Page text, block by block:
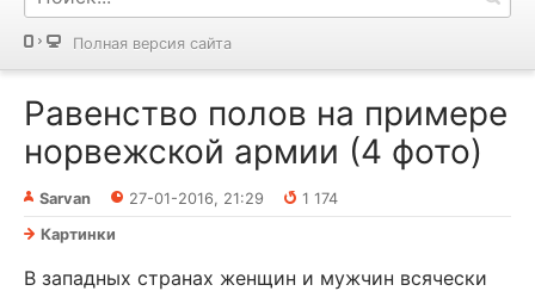
Полная версия сайта
Равенство полов на примере
норвежской армии (4 фото)
Sarvan 27-01-2016, 21:29
1 174
Картинки
В западных странах женщин и мужчин всячески